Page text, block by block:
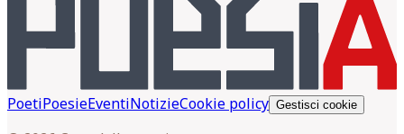
PoetiPoesieEventiNotizieCookie policy Gestisci cookie